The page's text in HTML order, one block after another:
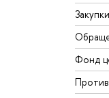
Закупки
Фонд